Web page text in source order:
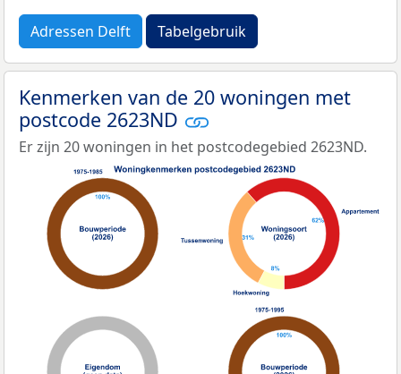
Adressen Delft Tabelgebruik
Kenmerken van de 20 woningen met
postcode 2623ND
Er zijn 20 woningen in het postcodegebied 2623ND.